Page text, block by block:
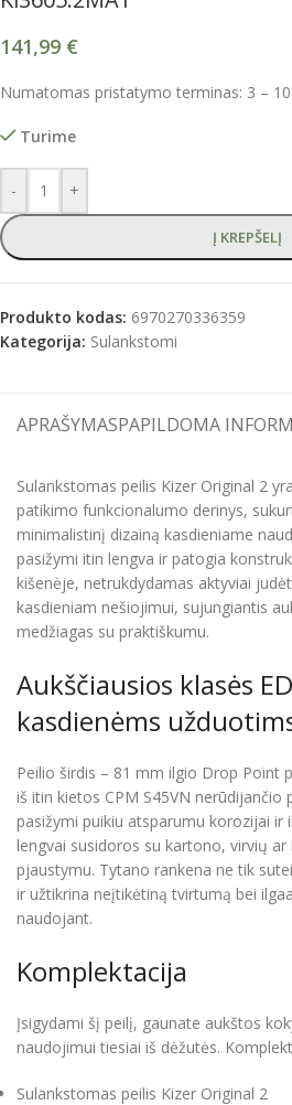
141,99 €
Numatomas pristatymo terminas: 3 – 10
Turime
- +
Į KREPŠELĮ
Produkto kodas: 6970270336359
Kategorija: Sulankstomi
APRAŠYMASPAPILDOMA
Sulankstomas peilis Kizer Original 2
patikimo funkcionalumo derinys,
minimalistinį dizainą kasdieniame
pasižymi itin lengva ir patogia
kišenėje, netrukdydamas aktyviai
kasdieniam nešiojimui, sujungiantis
medžiagas su praktiškumu.
Aukščiausios klasės
kasdienėms
Peilio širdis – 81 mm ilgio Drop Point
iš itin kietos CPM S45VN nerūdijančio
pasižymi puikiu atsparumu korozijai ir
lengvai susidoros su kartono, virvių
pjaustymu. Tytano rankena ne tik
ir užtikrina neįtikėtiną tvirtumą bei
naudojant.
Komplektacija
Įsigydami šį peilį, gaunate aukštos
naudojimui tiesiai iš dėžutės.
Sulankstomas peilis Kizer Original 2